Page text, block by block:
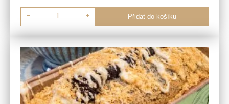
- + Přidat do košíku